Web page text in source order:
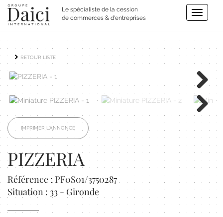
Le spécialiste de la cession
de commerces & d'entreprises
Toggle
RETOUR LISTE
Next
Next
IMPRIMER L'ANNONCE
PIZZERIA
Référence : PF0S01/3750287
Situation : 33 - Gironde